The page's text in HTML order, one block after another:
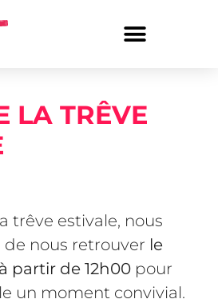
LA TRÊVE
trêve estivale, nous
nous retrouver le
partir de 12h00 pour
un moment convivial.